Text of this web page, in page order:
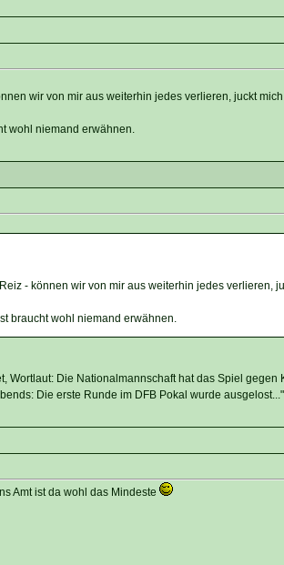
wir von mir aus weiterhin jedes verlieren, juckt
wohl niemand erwähnen.
- können wir von mir aus weiterhin jedes verlieren,
braucht wohl niemand erwähnen.
Wortlaut: Die Nationalmannschaft hat das Spiel gegen
Die erste Runde im DFB Pokal wurde ausgelost..."
Amt ist da wohl das Mindeste